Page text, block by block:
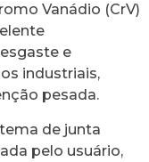
Vanádio (CrV)
e
industriais,
pesada.
de junta
pelo usuário,